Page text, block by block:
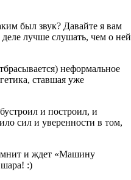
был звук? Давайте я вам
лучше слушать, чем о ней
неформальное
ставшая уже
и построил, и
сил и уверенности в том,
и ждет «Машину
:)